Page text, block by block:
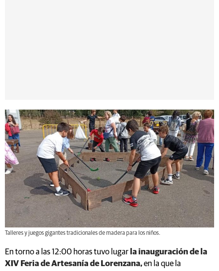
Talleres y juegos gigantes tradicionales de madera para los niños.
En torno a las 12:00 horas tuvo lugar la inauguración de la
XIV Feria de Artesanía de Lorenzana,en la que la